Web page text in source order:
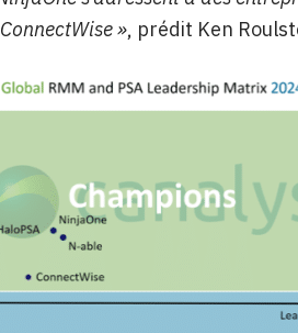
», prédit Ken